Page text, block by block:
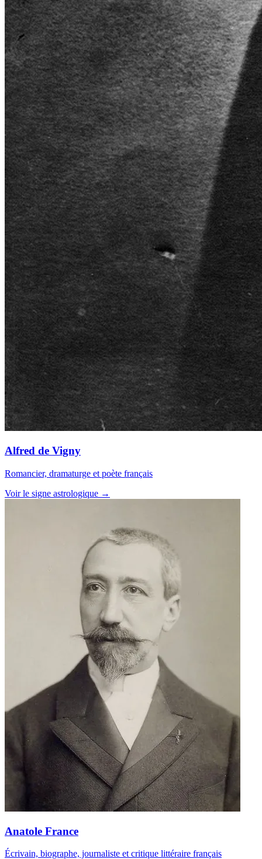
Alfred de Vigny
Romancier, dramaturge et poète français
Voir le signe astrologique →
Anatole France
Écrivain, biographe, journaliste et critique littéraire français